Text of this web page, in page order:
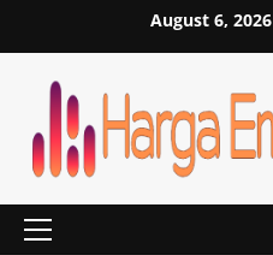
August 6, 2026
Primary